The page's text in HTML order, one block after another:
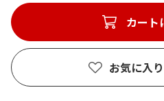
カート
お気に入